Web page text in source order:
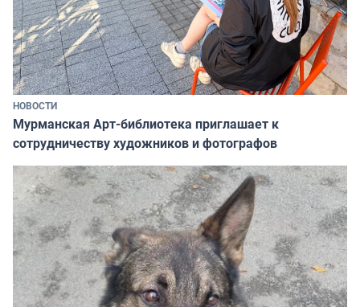
НОВОСТИ
Мурманская Арт-библиотека приглашает к
сотрудничеству художников и фотографов